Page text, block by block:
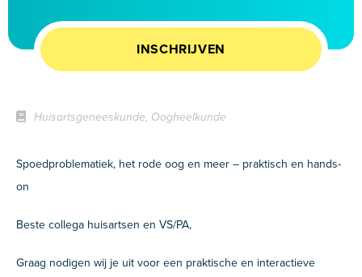
INSCHRIJVEN
Huisartsgeneeskunde, Oogheelkunde
Spoedproblematiek, het rode oog en meer – praktisch en hands-
on
Beste collega huisartsen en VS/PA,
Graag nodigen wij je uit voor een praktische en interactieve